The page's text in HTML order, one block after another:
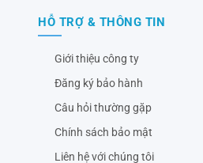
HỖ TRỢ & THÔNG TIN
Giới thiệu công ty
Đăng ký bảo hành
Câu hỏi thường gặp
Chính sách bảo mật
Liên hệ với chúng tôi